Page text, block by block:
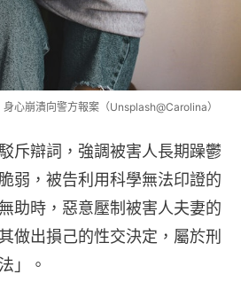
心崩潰向警方報案（Unsplash@Carolina）
斥辯詞，強調被害人長期躁鬱
弱，被告利用科學無法印證的
助時，惡意壓制被害人夫妻的
做出損己的性交決定，屬於刑
」。